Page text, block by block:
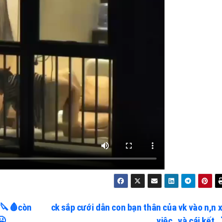
ck sắp cưới dẫn con bạn thân của vk vào n,n